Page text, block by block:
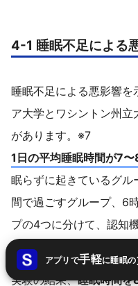
4-1 睡眠不足による
睡眠不足による悪影響を
ア大学とワシントン州
があります。※7
1日の平均睡眠時間が7〜
眠らずに起きているグ
間で過ごすグループ、6
プの4つに分けて、認知
化を調べました。
実験の結果、睡眠時間を
アプリで手軽に睡眠の